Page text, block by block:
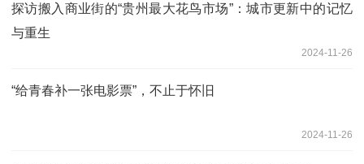
探访搬入商业街的“贵州最大花鸟市场”：城市更新中的记忆
与重生
2024-11-26
“给青春补一张电影票”，不止于怀旧
2024-11-26